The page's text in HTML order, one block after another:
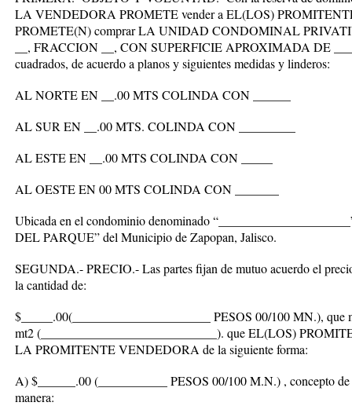
LA VENDEDORA PROMETE vender a EL(LOS)
PROMETE(N) comprar LA UNIDAD CONDOMINAL
__, FRACCION __, CON SUPERFICIE APROXIMADA DE
cuadrados, de acuerdo a planos y siguientes medidas y linderos:
AL NORTE EN __.00 MTS COLINDA CON ______
AL SUR EN __.00 MTS. COLINDA CON _________
AL ESTE EN __.00 MTS COLINDA CON _____
AL OESTE EN 00 MTS COLINDA CON _______
Ubicada en el condominio denominado
DEL PARQUE” del Municipio de Zapopan, Jalisco.
SEGUNDA.- PRECIO.- Las partes fijan de mutuo acuerdo el
la cantidad de:
$_____.00(______________________ PESOS 00/100 MN.), que
mt2 (____________________________). que EL(LOS)
LA PROMITENTE VENDEDORA de la siguiente forma:
A) $______.00 (___________ PESOS 00/100 M.N.) , concepto de
manera: